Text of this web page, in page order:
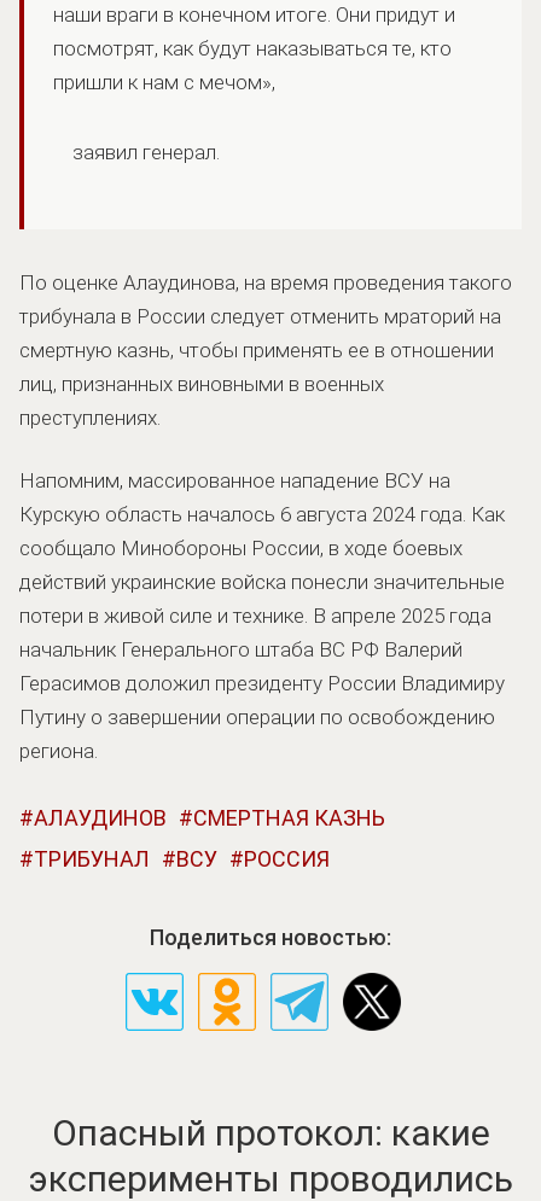
наши враги в конечном итоге. Они придут и
посмотрят, как будут наказываться те, кто
пришли к нам с мечом»,
заявил генерал.
По оценке Алаудинова, на время проведения такого
трибунала в России следует отменить мраторий на
смертную казнь, чтобы применять ее в отношении
лиц, признанных виновными в военных
преступлениях.
Напомним, массированное нападение ВСУ на
Курскую область началось 6 августа 2024 года. Как
сообщало Минобороны России, в ходе боевых
действий украинские войска понесли значительные
потери в живой силе и технике. В апреле 2025 года
начальник Генерального штаба ВС РФ Валерий
Герасимов доложил президенту России Владимиру
Путину о завершении операции по освобождению
региона.
АЛАУДИНОВ
СМЕРТНАЯ КАЗНЬ
ТРИБУНАЛ
ВСУ РОССИЯ
Поделиться новостью:
Опасный протокол: какие
эксперименты проводились